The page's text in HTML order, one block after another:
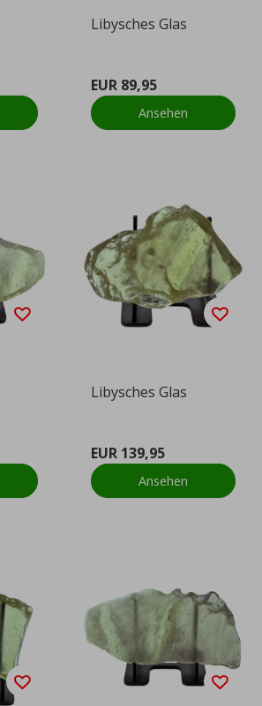
Libysches Glas
EUR 89,95
Ansehen
Libysches Glas
EUR 139,95
Ansehen